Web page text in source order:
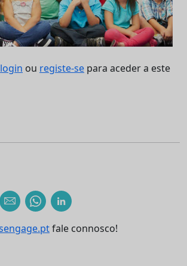
login ou registe-se para aceder a este
fale connosco!